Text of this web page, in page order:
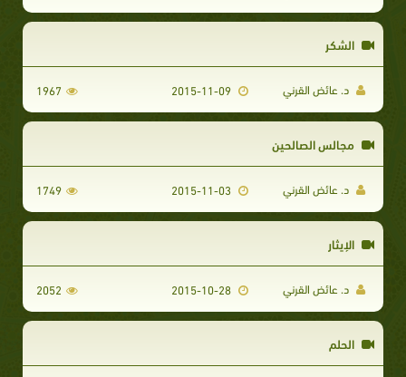
الشكر
د. عائض القرني 1967
مجالس الصالحين
د. عائض القرني 1749
الإيثار
د. عائض القرني 2052
الحلم